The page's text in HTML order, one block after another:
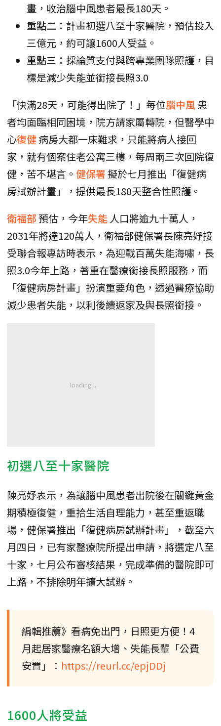
畫，收治腦中風患者最長180天。
重點二： 計畫初選八至十家醫院，預估投入
三億元，約可讓1600人受益。
重點三： 採論質支付與跨專業團隊照護，目
標是減少失能並銜接長照3.0
「快滿28天，可能得出院了！」每位腦中風 患
者均面臨相同困境，院方請家屬轉院，但醫學中
心復健病房大都一床難求，只能將病人接回
家，就有個案住老公寓三樓，每周兩三次回院復
健，苦不堪言。 健保署擬於七月推出「復健病
房試辦計畫」，提供最長180天整合性照護。
衛福部預估，今年失能 人口將逾九十萬人，
2031年將達120萬人，衛福部健保署長陳亮妤接
受聯合報專訪時表示，為迎戰百萬失能海嘯，長
照3.0今年上路，著重在醫療銜接長照服務，而
「復健病房計畫」扮演重要角色，透過醫療協助
減少患者失能，以利後續返家及與長照銜接。
初選八至十家醫院
陳亮妤表示，為讓腦中風患者出院後在關鍵黃金
期積極復健，重拾生活自理能力，甚至重返職
場，健保署推出「復健病房試辦計畫」，截至六
月四日，已有家醫療院所提出申請，將選定八至
十家，七月公布審核結果，完成準備的醫院即可
上路，不排除明年擴大試辦。
編輯推薦》看病免出門，日照更方便！4
月起居家醫療名額大增、失能長輩「公費
安置」： https://reurl.cc/epjDDj
1600人將受益